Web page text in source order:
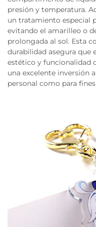
presión y temperatura.
un tratamiento especial
evitando el amarilleo o
prolongada al sol. Esta
durabilidad asegura que
estético y funcionalidad
una excelente inversión
personal como para